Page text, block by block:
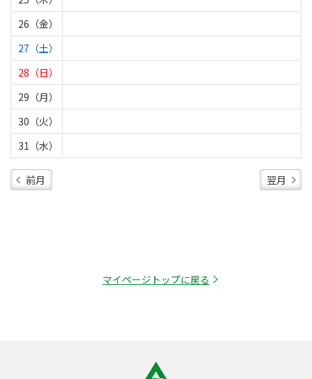
26（金）
27（土）
28（日）
29（月）
30（火）
31（水）
前月 翌月
マイページトップに戻る